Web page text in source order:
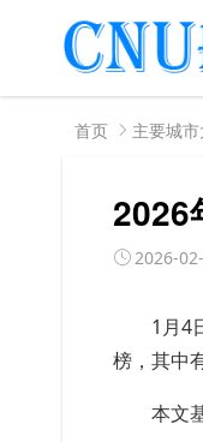
首页 主要城
2026
2026-
1 月4
榜，其中
本文